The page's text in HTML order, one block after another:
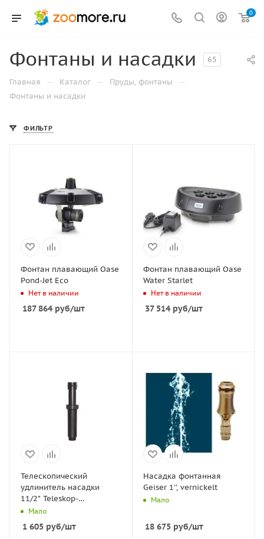
0
Фонтаны и насадки 65
Главная — Каталог — Пруды, фонтаны —
Фонтаны и насадки
ФИЛЬТР
Фонтан плавающий Oase
Pond-Jet Eco
Нет в наличии
187 864руб/шт
Фонтан плавающий Oase
Water Starlet
Нет в наличии
37 514руб/шт
Телескопический
удлинитель насадки
11/2" Teleskop-
Verlaengerungsstueck
Мало
1 605 руб/шт
Насадка фонтанная
Geiser 1'', vernickelt
Мало
18 675руб/шт